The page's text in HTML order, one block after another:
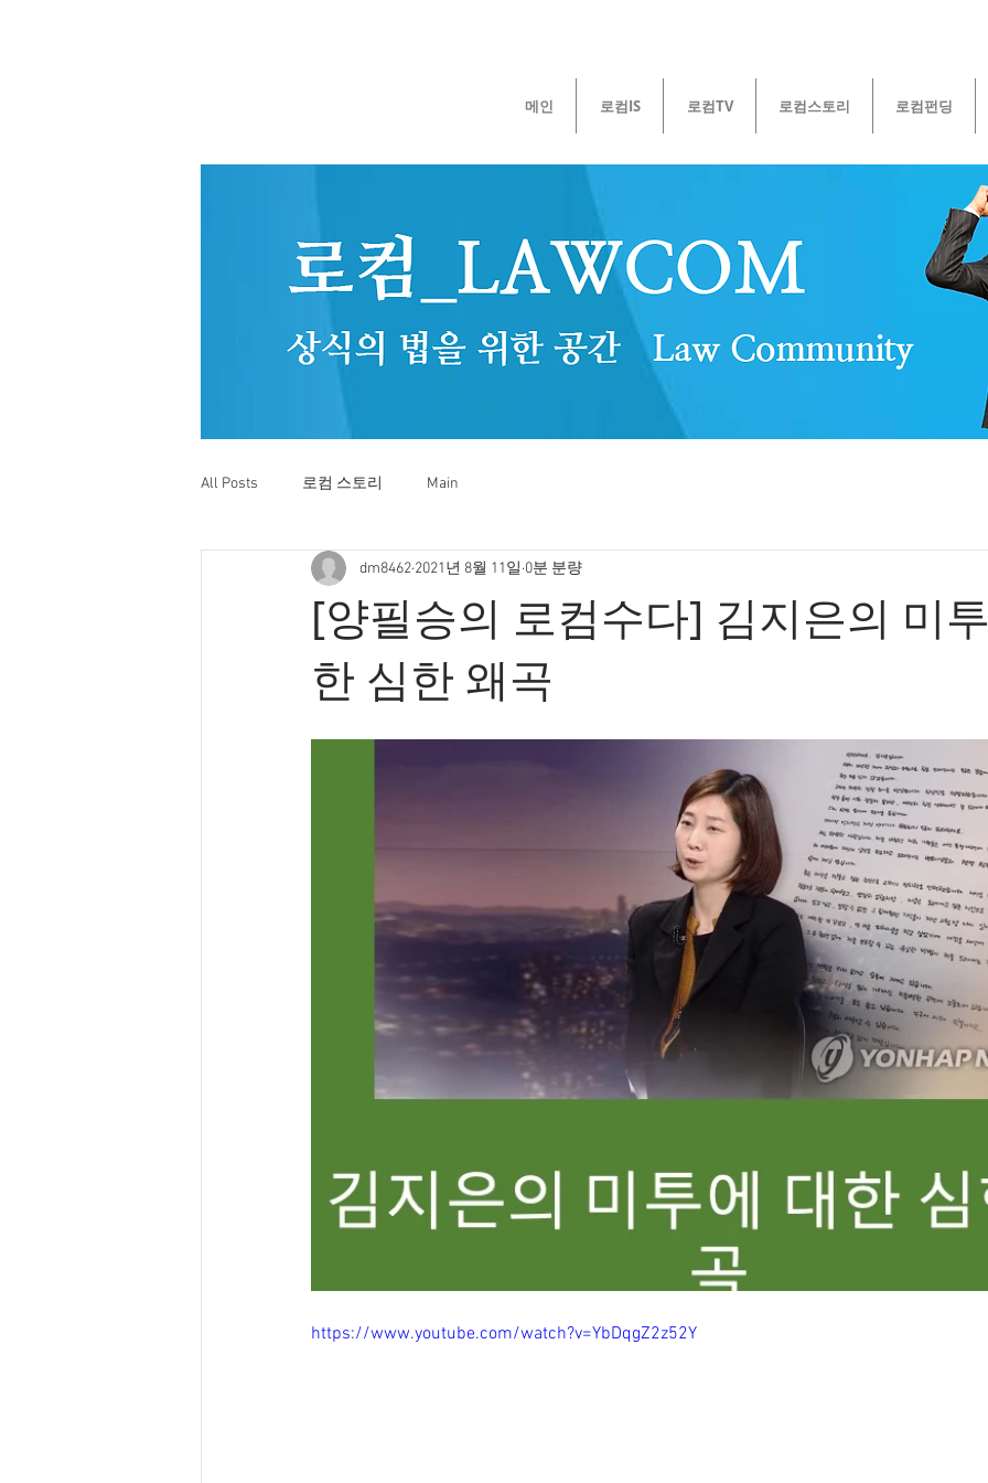
메인 로컴IS 로컴TV 로컴스토리 로컴펀딩
All Posts 로컴 스토리 Main
[양필승의 로컴수다] 김지은의 미
한 심한 왜곡
dm8462 2021년 8월 11일 0분 분량
https://www.youtube.com/watch?v=YbDqgZ2z52Y